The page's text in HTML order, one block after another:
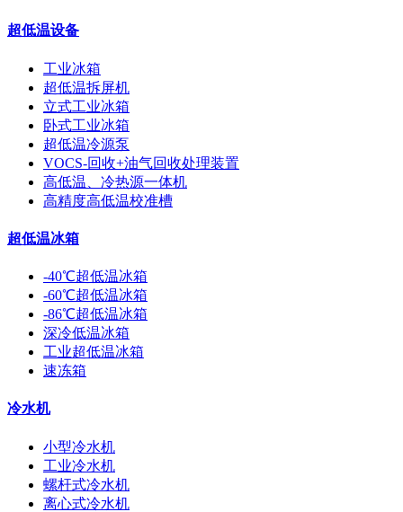
超低温设备
工业冰箱
超低温拆屏机
立式工业冰箱
卧式工业冰箱
超低温冷源泵
VOCS-回收+油气回收处理装置
高低温、冷热源一体机
高精度高低温校准槽
超低温冰箱
-40℃超低温冰箱
-60℃超低温冰箱
-86℃超低温冰箱
深冷低温冰箱
工业超低温冰箱
速冻箱
冷水机
小型冷水机
工业冷水机
螺杆式冷水机
离心式冷水机